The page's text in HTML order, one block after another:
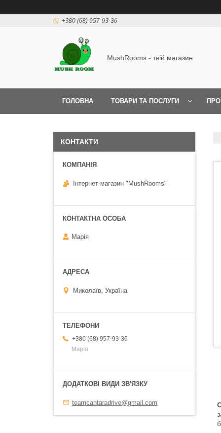
+380 (68) 957-93-36
MushRooms - твій магазин
ГОЛОВНА ТОВАРИ ТА ПОСЛУГИ
КОНТАКТИ
Інтернет-магазин "MushRooms"
Марія
Миколаїв, Україна
+380 (68) 957-93-36
Марія
teamcantaradrive@gmail.com